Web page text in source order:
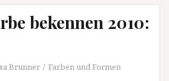
bekennen 2010:
Brunner Farben und Formen